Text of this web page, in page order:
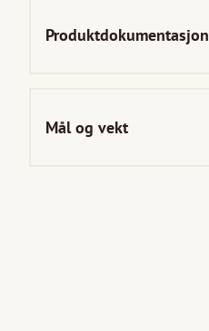
Produktdokumentasjon
Mål og vekt